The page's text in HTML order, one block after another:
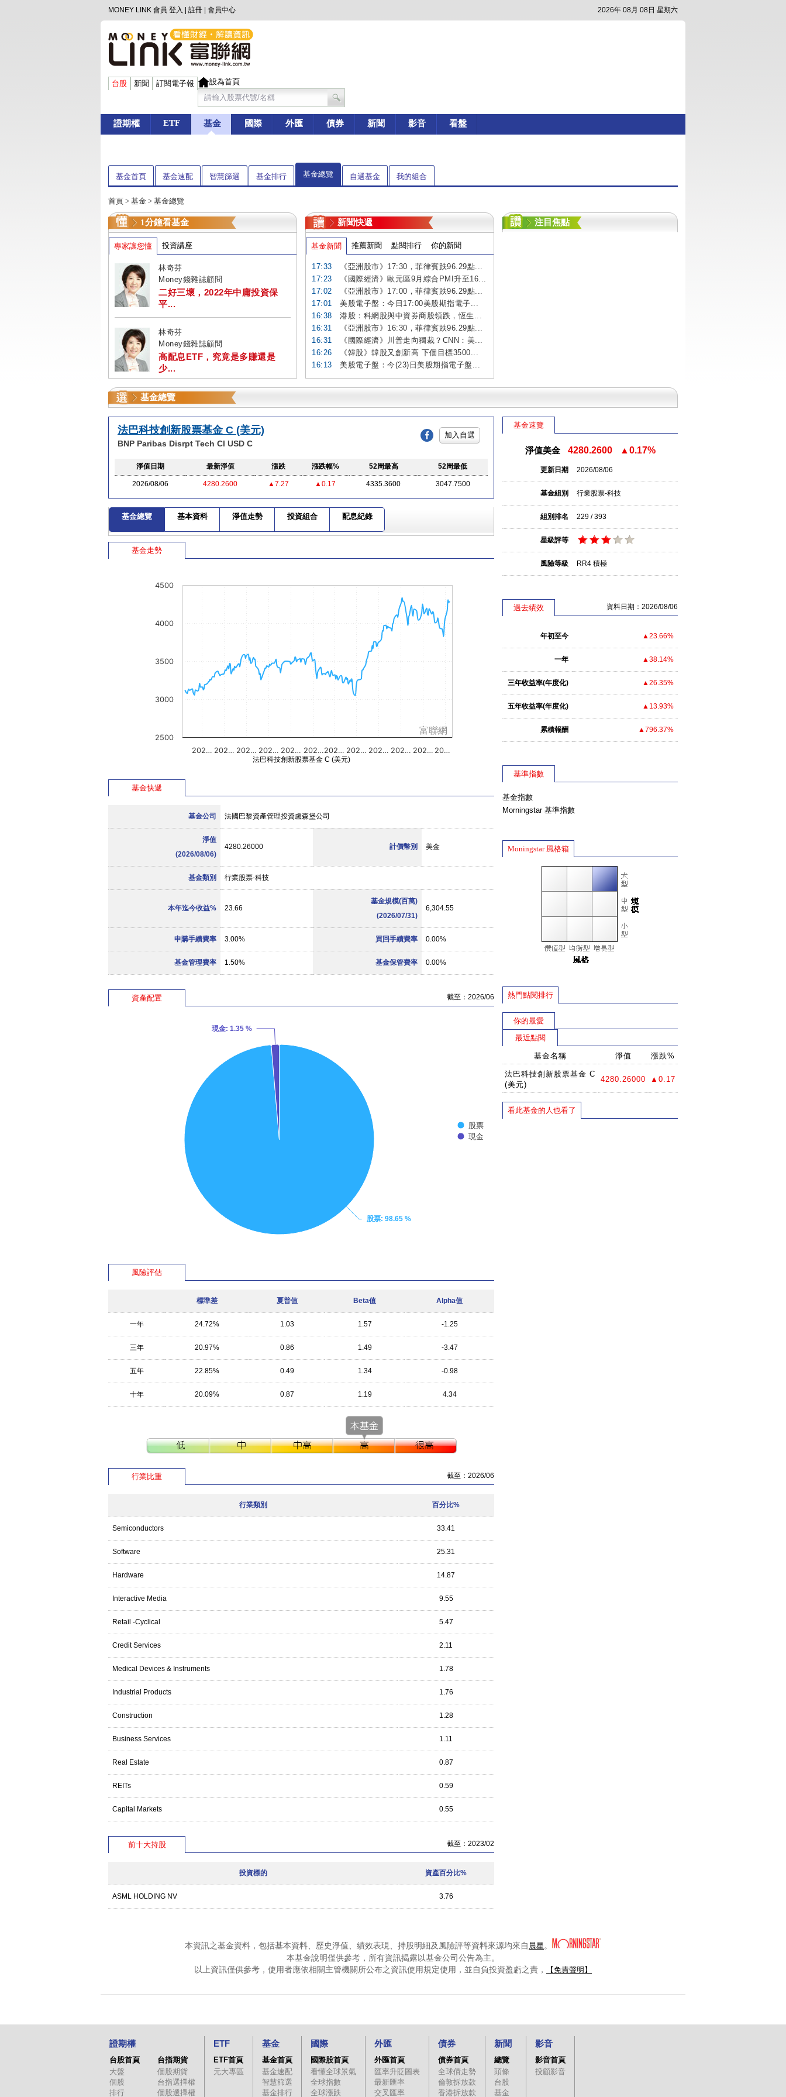
MONEY LINK 會員 登入 註冊 會員中心 2026年 08月 08日 星期六
台股 新聞 訂閱電子報 設為首頁
證期權 ETF 基金 國際 外匯 債券 新聞 影音 看盤
基金首頁 基金速配 智慧篩選 基金排行 基金總覽 自選基金 我的組合
首頁 > 基金 > 基金總覽
1分鐘看基金
專家讓您懂 投資講座
林奇芬
Money錢雜誌顧問
二好三壞，2022年中庸投資保
平...
林奇芬
Money錢雜誌顧問
高配息ETF，究竟是多賺還是
少...
新聞快遞
基金新聞 推薦新聞 點閱排行 你的新聞
17:33
《亞洲股市》17:30，菲律賓跌96.29點...
17:23
《國際經濟》歐元區9月綜合PMI升至16...
17:02
《亞洲股市》17:00，菲律賓跌96.29點...
17:01
美股電子盤：今日17:00美股期指電子...
16:38
港股：科網股與中資券商股領跌，恆生...
16:31
《亞洲股市》16:30，菲律賓跌96.29點...
16:31
《國際經濟》川普走向獨裁？CNN：美...
16:26
《韓股》韓股又創新高 下個目標3500...
16:13
美股電子盤：今(23)日美股期指電子盤...
注目焦點
基金總覽
法巴科技創新股票基金 C (美元)
BNP Paribas Disrpt Tech Cl USD C
加入自選
淨值日期 最新淨值 漲跌 漲跌幅% 52周最高 52周最低
2026/08/06 4280.2600 ▲7.27 ▲0.17 4335.3600 3047.7500
基金總覽 基本資料 淨值走勢 投資組合 配息紀錄
基金走勢
202… 202… 202… 202… 202… 202…202… 202… 202… 202… 202… 20…
2500
3000
3500
4000
4500
富聯網
法巴科技創新股票基金 C (美元)
基金快遞
基金公司 法國巴黎資產管理投資盧森堡公司
淨值
(2026/08/06)
4280.26000 計價幣別 美金
基金類別 行業股票-科技
本年迄今收益% 23.66
基金規模(百萬)
(2026/07/31)
6,304.55
申購手續費率 3.00% 買回手續費率 0.00%
基金管理費率 1.50% 基金保管費率 0.00%
資產配置 截至：2026/06
股票: 98.65 %
現金: 1.35 %
股票
現金
風險評估
標準差 夏普值 Beta值 Alpha值
一年 24.72% 1.03 1.57 -1.25
三年 20.97% 0.86 1.49 -3.47
五年 22.85% 0.49 1.34 -0.98
十年 20.09% 0.87 1.19 4.34
行業比重 截至：2026/06
行業類別 百分比%
Semiconductors 33.41
Software 25.31
Hardware 14.87
Interactive Media 9.55
Retail -Cyclical 5.47
Credit Services 2.11
Medical Devices & Instruments 1.78
Industrial Products 1.76
Construction 1.28
Business Services 1.11
Real Estate 0.87
REITs 0.59
Capital Markets 0.55
前十大持股 截至：2023/02
投資標的 資產百分比%
ASML HOLDING NV 3.76
基金速覽
淨值美金 4280.2600 ▲0.17%
更新日期 2026/08/06
基金組別 行業股票-科技
組別排名 229 / 393
星級評等
風險等級 RR4 積極
過去績效 資料日期：2026/08/06
年初至今 ▲23.66%
一年 ▲38.14%
三年收益率(年度化) ▲26.35%
五年收益率(年度化) ▲13.93%
累積報酬 ▲796.37%
基準指數
基金指數
Morningstar 基準指數
Moningstar 風格箱
熱門點閱排行
你的最愛
最近點閱
基金名稱 淨值 漲跌%
法巴科技創新股票基金 C
(美元)
4280.26000 ▲0.17
看此基金的人也看了
本資訊之基金資料，包括基本資料、歷史淨值、績效表現、持股明細及風險評等資料來源均來自 晨星 。
本基金說明僅供參考，所有資訊揭露以基金公司公告為主。
以上資訊僅供參考，使用者應依相關主管機關所公布之資訊使用規定使用，並自負投資盈虧之責，
【免責聲明】
證期權
台股首頁
大盤
個股
排行
台指期貨
個股期貨
台指選擇權
個股選擇權
ETF
ETF首頁
元大專區
基金
基金首頁
基金速配
智慧篩選
基金排行
國際
國際股首頁
看懂全球景氣
全球指數
全球漲跌
外匯
外匯首頁
匯率升貶圖表
最新匯率
交叉匯率
債券
債券首頁
全球債走勢
倫敦拆放款
香港拆放款
新聞
總覽
頭條
台股
基金
影音
影音首頁
投顧影音